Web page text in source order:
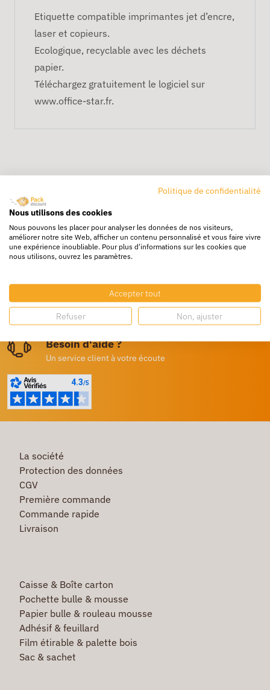
Etiquette compatible imprimantes jet d’encre,
laser et copieurs.
Ecologique, recyclable avec les déchets
papier.
Téléchargez gratuitement le logiciel sur
www.office-star.fr.
Livraison rapide
24/72h partout en europe
Destockage
Profitez de prix bas toute l’année
Besoin d'aide ?
Un service client à votre écoute
La société
Protection des données
CGV
Première commande
Commande rapide
Livraison
Caisse & Boîte carton
Pochette bulle & mousse
Papier bulle & rouleau mousse
Adhésif & feuillard
Film étirable & palette bois
Sac & sachet
Politique de confidentialité
Nous utilisons des cookies
Nous pouvons les placer pour analyser les données de nos visiteurs,
améliorer notre site Web, afficher un contenu personnalisé et vous faire vivre
une expérience inoubliable. Pour plus d'informations sur les cookies que
nous utilisons, ouvrez les paramètres.
Accepter tout
Refuser Non, ajuster